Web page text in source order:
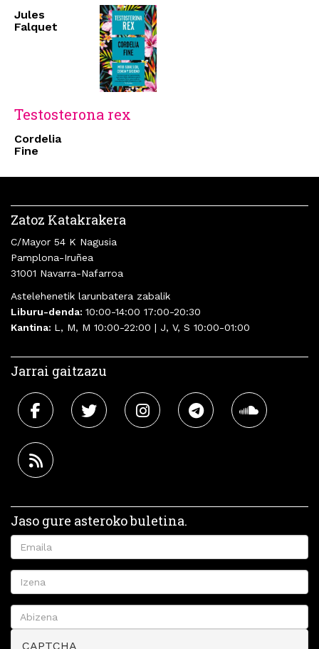
Jules
Falquet
Testosterona rex
Cordelia
Fine
Zatoz Katakrakera
C/Mayor 54 K Nagusia
Pamplona-Iruñea
31001 Navarra-Nafarroa
Astelehenetik larunbatera zabalik
Liburu-denda: 10:00-14:00 17:00-20:30
Kantina: L, M, M 10:00-22:00 | J, V, S 10:00-01:00
Jarrai gaitzazu
Jaso gure asteroko buletina.
CAPTCHA